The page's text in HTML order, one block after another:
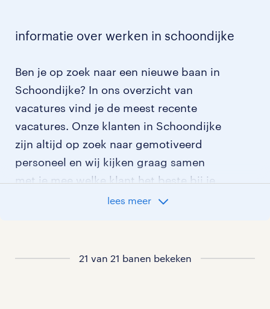
informatie over werken in schoondijke
Ben je op zoek naar een nieuwe baan in
Schoondijke? In ons overzicht van
vacatures vind je de meest recente
vacatures. Onze klanten in Schoondijke
zijn altijd op zoek naar gemotiveerd
personeel en wij kijken graag samen
met je mee welke klant het beste bij je
vacatures in Nieuwvliet
lees meer
21 van 21 banen bekeken